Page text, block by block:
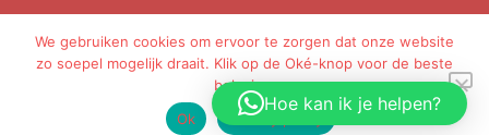
gemaakt inAmsterdam
Hoe kan ik je helpen?
We gebruiken cookies om ervoor te zorgen dat onze website
zo soepel mogelijk draait. Klik op de Oké-knop voor de beste
beleving.
Ok
Privacy policy